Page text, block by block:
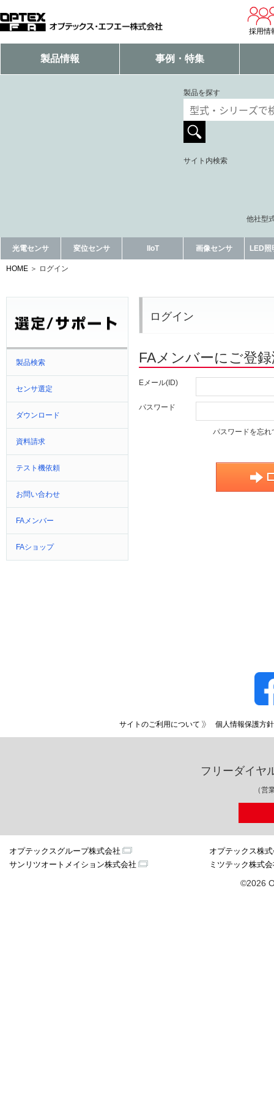
採用情
製品情報 事例・特集
製品を探す
サイト内検索
他社型
光電センサ 変位センサ IIoT 画像センサ LED照
HOME ログイン
製品検索
センサ選定
ダウンロード
資料請求
テスト機依頼
お問い合わせ
FAメンバー
FAショップ
ログイン
FAメンバーにご登
Eメール(ID)
パスワード
パスワードを忘れ
サイトのご利用について 個人情報保護方針
フリーダイヤ
（営
オプテックスグループ株式会社
オプテックス株
サンリツオートメイション株式会社
ミツテック株式
©2026